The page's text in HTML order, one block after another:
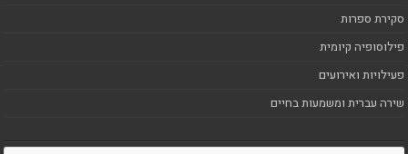
סקירת ספרות
פילוסופיה קיומית
פעילויות ואירועים
שירה עברית ומשמעות בחיים